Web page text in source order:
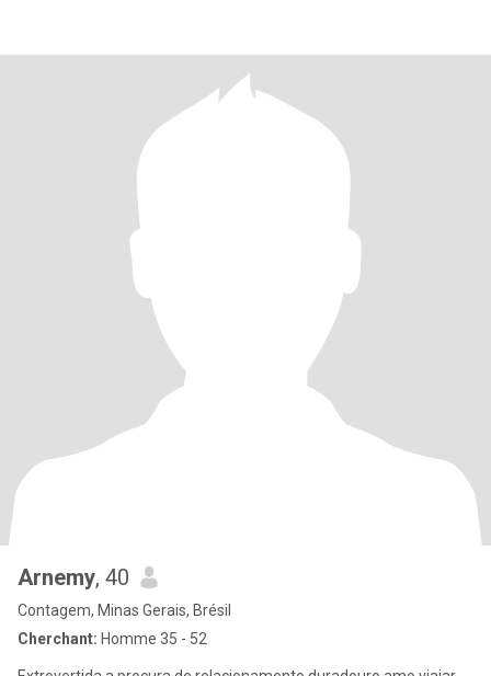
Arnemy, 40
Contagem, Minas Gerais, Brésil
Cherchant: Homme 35 - 52